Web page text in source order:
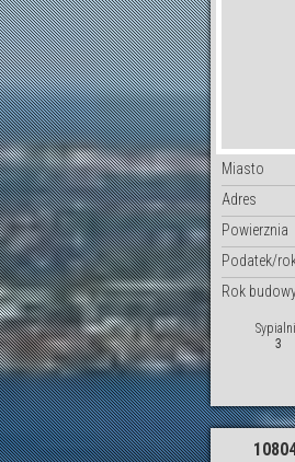
Miasto
Adres
Powierznia
Podatek/
Rok
3